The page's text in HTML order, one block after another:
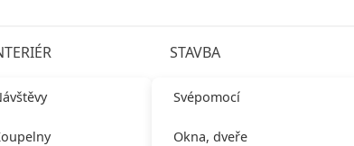
STAVBA
Svépomocí
Okna, dveře